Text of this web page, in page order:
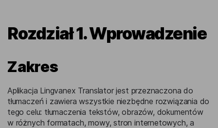
Rozdział 1. Wprowadzenie
Zakres
Aplikacja Lingvanex Translator jest przeznaczona do
tłumaczeń i zawiera wszystkie niezbędne rozwiązania do
tego celu: tłumaczenia tekstów, obrazów, dokumentów
w różnych formatach, mowy, stron internetowych, a